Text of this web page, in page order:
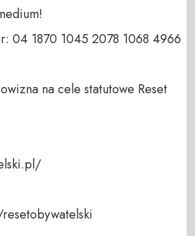
04 1870 1045 2078 1068 4966
na cele statutowe Reset